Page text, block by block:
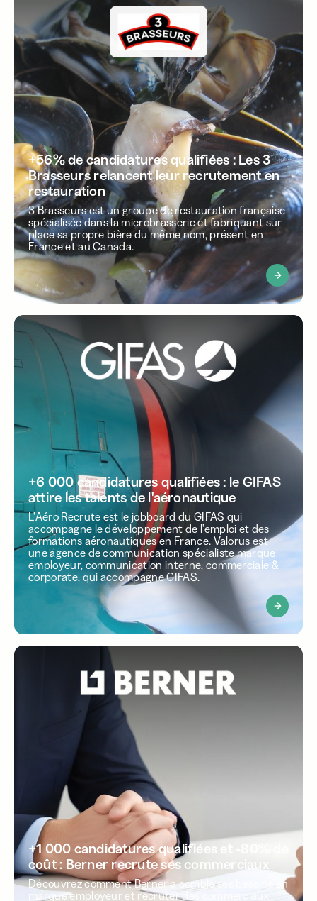
+56% de candidatures qualifiées : Les 3
Brasseurs relancent leur recrutement en
restauration
3 Brasseurs est un groupe de restauration française
spécialisée dans la microbrasserie et fabriquant sur
place sa propre bière du même nom, présent en
France et au Canada.
+6 000 candidatures qualifiées : le GIFAS
attire les talents de l'aéronautique
L'Aéro Recrute est le jobboard du GIFAS qui
accompagne le développement de l’emploi et des
formations aéronautiques en France. Valorus est
une agence de communication spécialiste marque
employeur, communication interne, commerciale &
corporate, qui accompagne GIFAS.
+1 000 candidatures qualifiées et -80% de
coût : Berner recrute ses commerciaux
Découvrez comment Berner a comblé ses besoins en
marque employeur et recruter des commerciaux